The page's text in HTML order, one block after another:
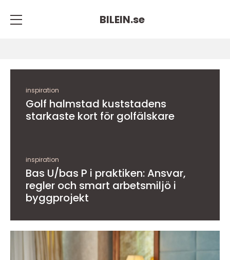
BILEIN.se
inspiration
Golf halmstad kuststadens
starkaste kort för golfälskare
inspiration
Bas U/bas P i praktiken: Ansvar,
regler och smart arbetsmiljö i
byggprojekt